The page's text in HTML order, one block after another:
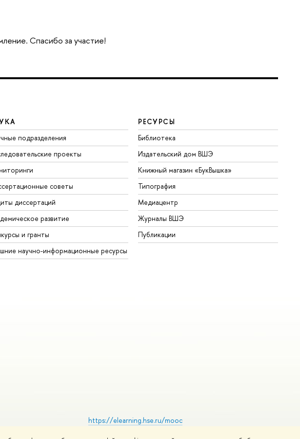
Спасибо за участие!
подразделения
проекты
советы
диссертаций
развитие
и гранты
научно-информационные ресурсы
РЕСУРСЫ
Библиотека
Издательский дом ВШЭ
Книжный магазин «БукВышка»
Типография
Медиацентр
Журналы ВШЭ
Публикации
https://elearning.hse.ru/mooc